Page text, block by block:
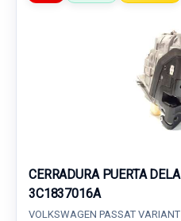
CERRADURA PUERTA
3C1837016A
VOLKSWAGEN PASSAT